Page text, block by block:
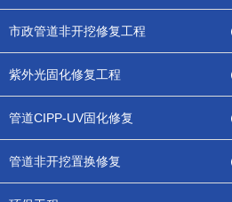
市政管道非开挖修复工程
紫外光固化修复工程
管道CIPP-UV固化修复
管道非开挖置换修复